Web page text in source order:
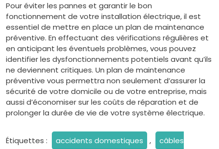
Pour éviter les pannes et garantir le bon
fonctionnement de votre installation électrique, il est
essentiel de mettre en place un plan de maintenance
préventive. En effectuant des vérifications régulières et
en anticipant les éventuels problèmes, vous pouvez
identifier les dysfonctionnements potentiels avant qu’ils
ne deviennent critiques. Un plan de maintenance
préventive vous permettra non seulement d’assurer la
sécurité de votre domicile ou de votre entreprise, mais
aussi d’économiser sur les coûts de réparation et de
prolonger la durée de vie de votre système électrique.
Étiquettes : accidents domestiques , câbles